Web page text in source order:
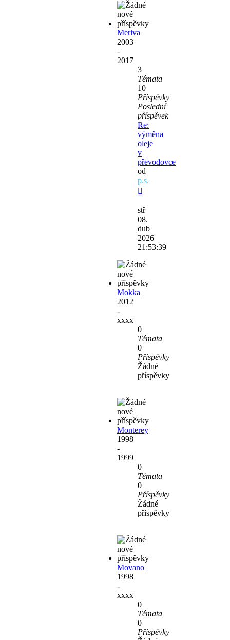
Meriva
2003
-
2017
3
Témata
10
Příspěvky
Poslední
příspěvek
Re:
výměna
oleje
v
převodovce
od
p.s.
poslední
příspěvek
stř
08.
dub
2026
21:53:39
Mokka
2012
-
xxxx
0
Témata
0
Příspěvky
Žádné
příspěvky
Monterey
1998
-
1999
0
Témata
0
Příspěvky
Žádné
příspěvky
Movano
1998
-
xxxx
0
Témata
0
Příspěvky